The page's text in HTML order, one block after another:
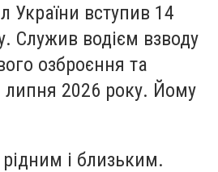
України вступив 14
Служив водієм взводу
озброєння та
липня 2026 року. Йому
рідним і близьким.